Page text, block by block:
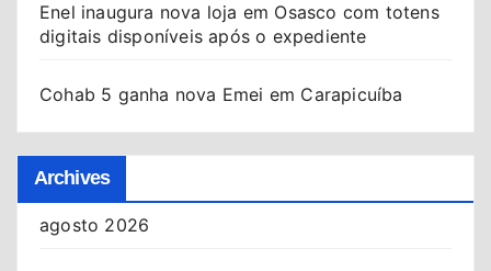
Enel inaugura nova loja em Osasco com totens
digitais disponíveis após o expediente
Cohab 5 ganha nova Emei em Carapicuíba
Archives
agosto 2026